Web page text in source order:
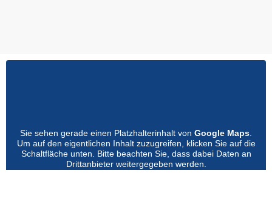
Sie sehen gerade einen Platzhalterinhalt von Google Maps
Um auf den eigentlichen Inhalt zuzugreifen, klicken Sie auf die
Schaltfläche unten. Bitte beachten Sie, dass dabei Daten an
Drittanbieter weitergegeben werden.